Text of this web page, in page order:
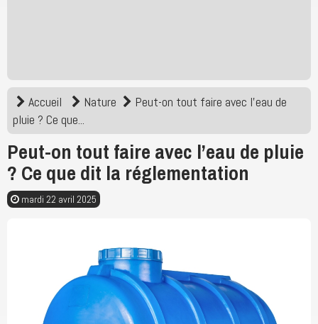
Accueil Nature
Peut-on tout faire avec l’eau de
pluie ? Ce que...
Peut-on tout faire avec l’eau de pluie
? Ce que dit la réglementation
mardi 22 avril 2025